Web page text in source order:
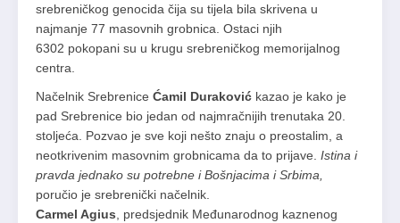
srebreničkog genocida čija su tijela bila skrivena u
najmanje 77 masovnih grobnica. Ostaci njih
6302 pokopani su u krugu srebreničkog memorijalnog
centra.
Načelnik Srebrenice Ćamil Duraković kazao je kako je
pad Srebrenice bio jedan od najmračnijih trenutaka 20.
stoljeća. Pozvao je sve koji nešto znaju o preostalim, a
neotkrivenim masovnim grobnicama da to prijave. Istina i
pravda jednako su potrebne i Bošnjacima i Srbima,
poručio je srebrenički načelnik.
Carmel Agius , predsjednik Međunarodnog kaznenog